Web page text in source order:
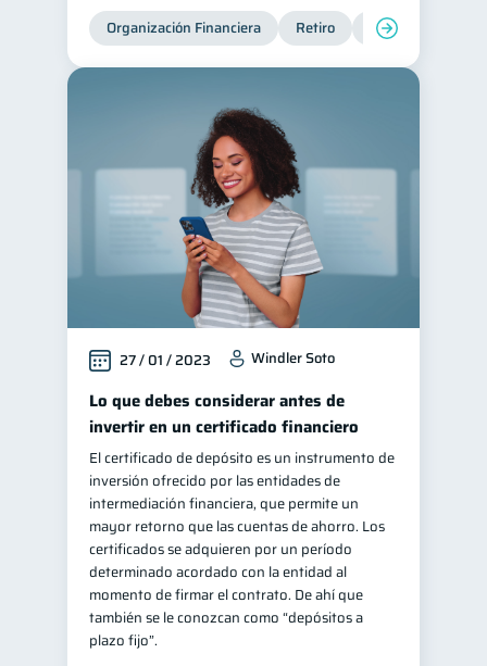
Organización Financiera Retiro Cuenta
27 / 01 / 2023 Windler Soto
Lo que debes considerar antes de
invertir en un certificado financiero
El certificado de depósito es un instrumento de
inversión ofrecido por las entidades de
intermediación financiera, que permite un
mayor retorno que las cuentas de ahorro. Los
certificados se adquieren por un período
determinado acordado con la entidad al
momento de firmar el contrato. De ahí que
también se le conozcan como “depósitos a
plazo fijo”.